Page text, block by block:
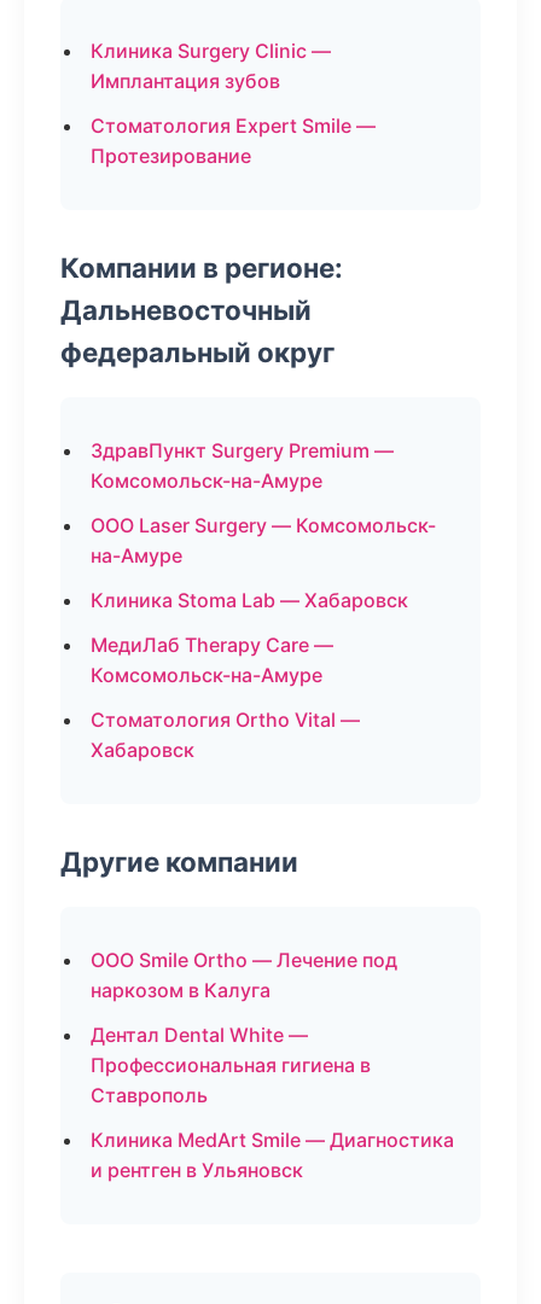
Клиника Surgery Clinic —
Имплантация зубов
Стоматология Expert Smile —
Протезирование
Компании в регионе:
Дальневосточный
федеральный округ
ЗдравПункт Surgery Premium —
Комсомольск-на-Амуре
ООО Laser Surgery — Комсомольск-
на-Амуре
Клиника Stoma Lab — Хабаровск
МедиЛаб Therapy Care —
Комсомольск-на-Амуре
Стоматология Ortho Vital —
Хабаровск
Другие компании
ООО Smile Ortho — Лечение под
наркозом в Калуга
Дентал Dental White —
Профессиональная гигиена в
Ставрополь
Клиника MedArt Smile — Диагностика
и рентген в Ульяновск